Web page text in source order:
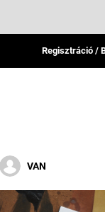
Regisztráció /
VAN